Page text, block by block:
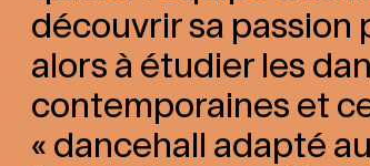
découvrir sa passion
alors à étudier les
contemporaines et
« dancehall adapté